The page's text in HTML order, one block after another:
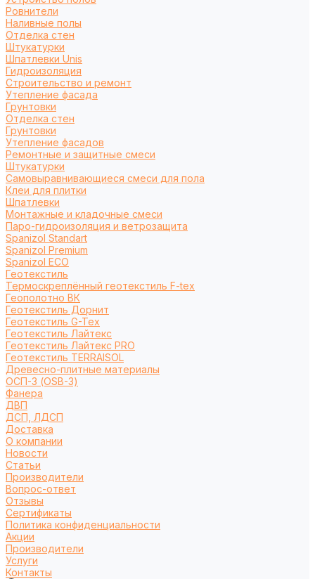
Ровнители
Наливные полы
Отделка стен
Штукатурки
Шпатлевки Unis
Гидроизоляция
Строительство и ремонт
Утепление фасада
Грунтовки
Отделка стен
Грунтовки
Утепление фасадов
Ремонтные и защитные смеси
Штукатурки
Самовыравнивающиеся смеси для пола
Клеи для плитки
Шпатлевки
Монтажные и кладочные смеси
Паро-гидроизоляция и ветрозащита
Spanizol Standart
Spanizol Premium
Spanizol ECO
Геотекстиль
Термоскреплённый геотекстиль F-tex
Геополотно ВК
Геотекстиль Дорнит
Геотекстиль G-Tex
Геотекстиль Лайтекс
Геотекстиль Лайтекс PRO
Геотекстиль TERRAISOL
Древесно-плитные материалы
ОСП-3 (OSB-3)
Фанера
ДВП
ДСП, ЛДСП
Доставка
О компании
Новости
Статьи
Производители
Вопрос-ответ
Отзывы
Сертификаты
Политика конфиденциальности
Акции
Производители
Услуги
Контакты